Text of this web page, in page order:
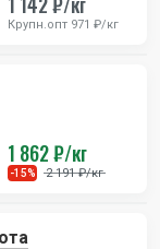
Крупн.опт 971 ₽/кг
1 862 ₽/кг
-15% 2 191 ₽/кг